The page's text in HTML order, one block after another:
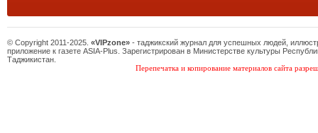
© Copyright 2011-2025. «VIPzone» - таджикский журнал для успешных людей,
приложение к газете ASIA-Plus. Зарегистрирован в Министерстве культуры
Таджикистан.
Перепечатка и копирование материалов сайта